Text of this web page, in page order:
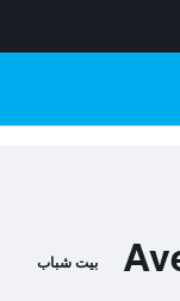
بيت شباب